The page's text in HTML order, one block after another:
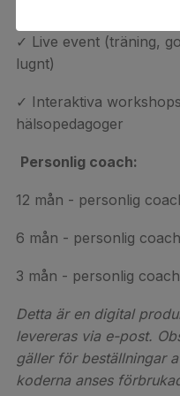
✓ Live event (träning,
lugnt)
✓ Interaktiva
hälsopedagoger
Personlig coach:
12 mån - personlig
6 mån - personlig
3 mån - personlig
Detta är en digital
levereras via e-post.
gäller för beställningar
koderna anses